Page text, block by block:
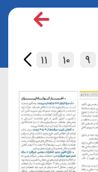
۹ ۱۰ ۱۱ ۱۲